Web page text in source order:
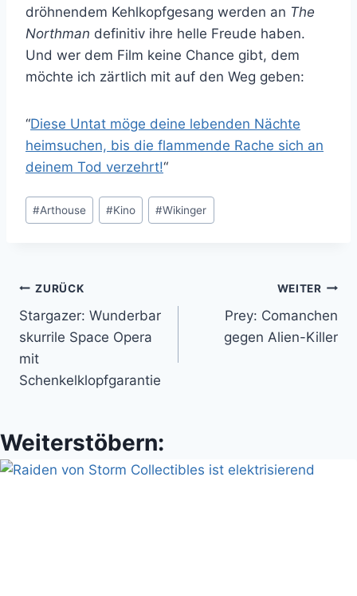
dröhnendem Kehlkopfgesang werden an The
Northman definitiv ihre helle Freude haben.
Und wer dem Film keine Chance gibt, dem
möchte ich zärtlich mit auf den Weg geben:
“Diese Untat möge deine lebenden Nächte
heimsuchen, bis die flammende Rache sich an
deinem Tod verzehrt!“
Schlagworte:
#Arthouse #Kino #Wikinger
Beitragsnavigation
ZURÜCK
Stargazer: Wunderbar
skurrile Space Opera
mit
Schenkelklopfgarantie
WEITER
Prey: Comanchen
gegen Alien-Killer
Weiterstöbern: